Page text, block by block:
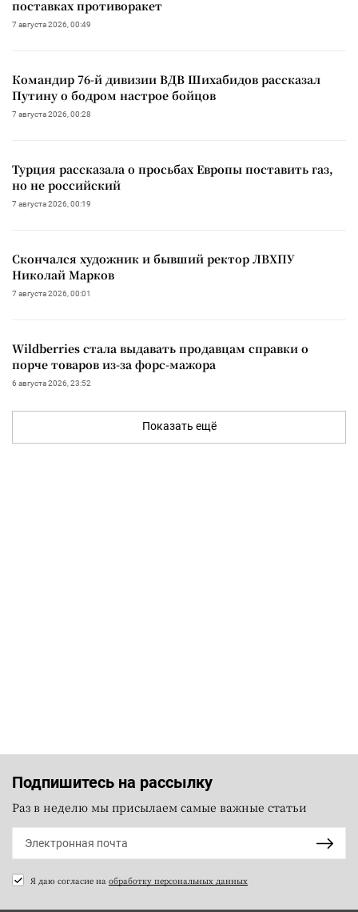
поставках противоракет
7 августа 2026, 00:49
Командир 76-й дивизии ВДВ Шихабидов рассказал
Путину о бодром настрое бойцов
7 августа 2026, 00:28
Турция рассказала о просьбах Европы поставить газ,
но не российский
7 августа 2026, 00:19
Скончался художник и бывший ректор ЛВХПУ
Николай Марков
7 августа 2026, 00:01
Wildberries стала выдавать продавцам справки о
порче товаров из-за форс-мажора
6 августа 2026, 23:52
Показать ещё
Подпишитесь на рассылку
Раз в неделю мы присылаем самые важные статьи
Я даю согласие на обработку персональных данных